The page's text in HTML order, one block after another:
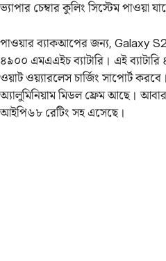
ভ্যাপার চেম্বার কুলিং সিস্টেম পাওয়া
পাওয়ার ব্যাকআপের জন্য, Galaxy
৪৯০০ এমএএইচ ব্যাটারি। এই ব্যাটারি
ওয়াট ওয়্যারলেস চার্জিং সাপোর্ট
অ্যালুমিনিয়াম মিডল ফ্রেম আছে।
আইপি৬৮ রেটিং সহ এসেছে।